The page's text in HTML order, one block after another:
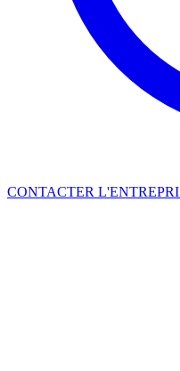
CONTACTER